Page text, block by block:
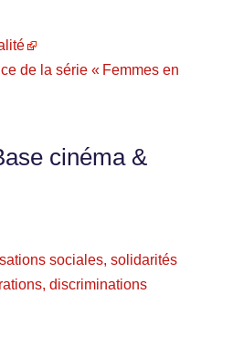
de la série « Femmes en
cinéma &
sociales, solidarités
discriminations